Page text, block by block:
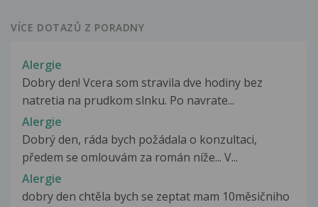
VÍCE DOTAZŮ Z PORADNY
Alergie
Dobry den! Vcera som stravila dve hodiny bez
natretia na prudkom slnku. Po navrate...
Alergie
Dobrý den, ráda bych požádala o konzultaci,
předem se omlouvám za román níže... V...
Alergie
dobry den chtěla bych se zeptat mam 10měsičniho